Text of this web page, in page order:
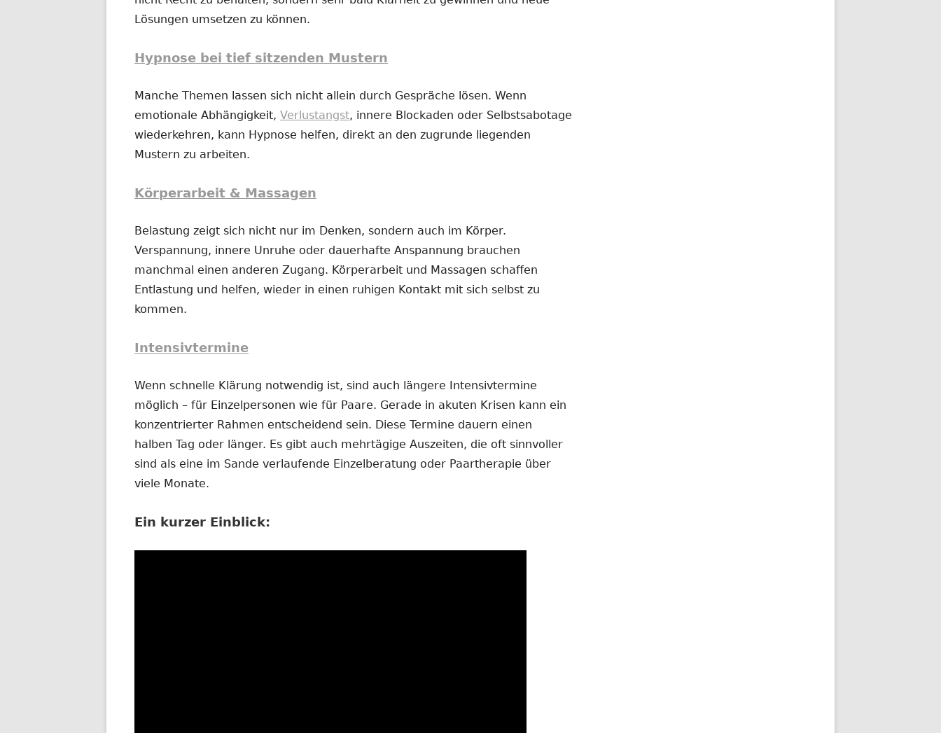
Lösungen umsetzen zu können.
Hypnose bei tief sitzenden Mustern
Manche Themen lassen sich nicht allein durch Gespräche lösen. Wenn
emotionale Abhängigkeit, Verlustangst, innere Blockaden oder Selbstsabotage
wiederkehren, kann Hypnose helfen, direkt an den zugrunde liegenden
Mustern zu arbeiten.
Körperarbeit & Massagen
Belastung zeigt sich nicht nur im Denken, sondern auch im Körper.
Verspannung, innere Unruhe oder dauerhafte Anspannung brauchen
manchmal einen anderen Zugang. Körperarbeit und Massagen schaffen
Entlastung und helfen, wieder in einen ruhigen Kontakt mit sich selbst zu
kommen.
Intensivtermine
Wenn schnelle Klärung notwendig ist, sind auch längere Intensivtermine
möglich – für Einzelpersonen wie für Paare. Gerade in akuten Krisen kann ein
konzentrierter Rahmen entscheidend sein. Diese Termine dauern einen
halben Tag oder länger. Es gibt auch mehrtägige Auszeiten, die oft sinnvoller
sind als eine im Sande verlaufende Einzelberatung oder Paartherapie über
viele Monate.
Ein kurzer Einblick: